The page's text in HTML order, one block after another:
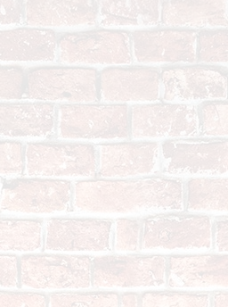
Design Engineering,
68,35
DESIGN - CURVED - Sportster
2004/2019 - Finition : NOIR MAT
83,95
STARTER QB
365
TTC
43 - VISSERIE DE
POMPE A HUILE -